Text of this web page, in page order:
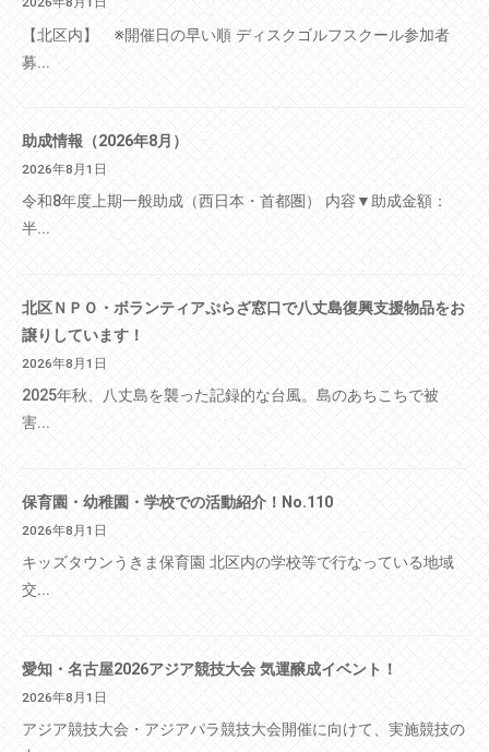
【北区内】 ※開催日の早い順 ディスクゴルフスクール参加者
募...
助成情報（2026年8月）
2026年8月1日
令和8年度上期一般助成（西日本・首都圏） 内容▼助成金額：
半...
北区ＮＰＯ・ボランティアぷらざ窓口で八丈島復興支援物品をお
譲りしています！
2026年8月1日
2025年秋、八丈島を襲った記録的な台風。島のあちこちで被
害...
保育園・幼稚園・学校での活動紹介！No.110
2026年8月1日
キッズタウンうきま保育園 北区内の学校等で行なっている地域
交...
愛知・名古屋2026アジア競技大会 気運醸成イベント！
2026年8月1日
アジア競技大会・アジアパラ競技大会開催に向けて、実施競技の